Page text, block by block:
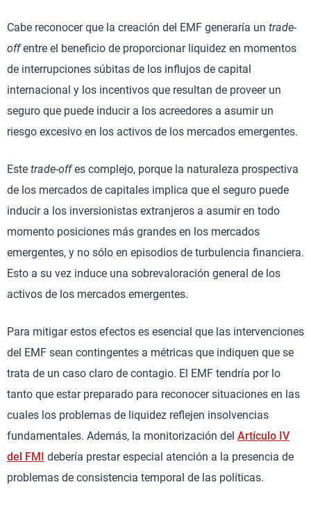
Cabe reconocer que la creación del EMF generaría un trade-
offentre el beneficio de proporcionar liquidez en momentos
de interrupciones súbitas de los influjos de capital
internacional y los incentivos que resultan de proveer un
seguro que puede inducir a los acreedores a asumir un
riesgo excesivo en los activos de los mercados emergentes.
Este trade-offes complejo, porque la naturaleza prospectiva
de los mercados de capitales implica que el seguro puede
inducir a los inversionistas extranjeros a asumir en todo
momento posiciones más grandes en los mercados
emergentes, y no sólo en episodios de turbulencia financiera.
Esto a su vez induce una sobrevaloración general de los
activos de los mercados emergentes.
Para mitigar estos efectos es esencial que las intervenciones
del EMF sean contingentes a métricas que indiquen que se
trata de un caso claro de contagio. El EMF tendría por lo
tanto que estar preparado para reconocer situaciones en las
cuales los problemas de liquidez reflejen insolvencias
fundamentales. Además, la monitorización del Artículo IV
del FMI debería prestar especial atención a la presencia de
problemas de consistencia temporal de las políticas.